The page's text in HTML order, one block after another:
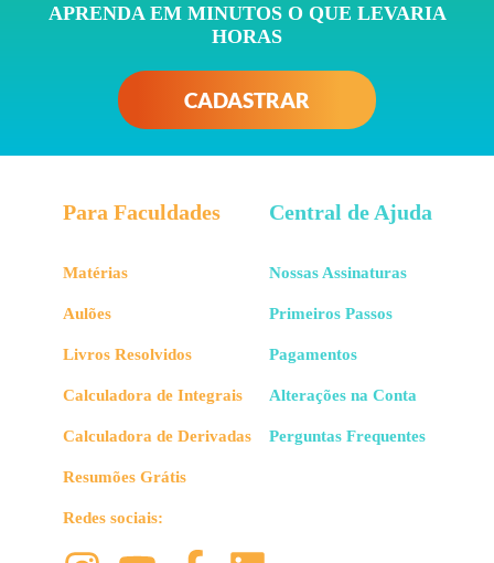
APRENDA EM MINUTOS O QUE LEVARIA
HORAS
CADASTRAR
Para Faculdades
Matérias
Aulões
Livros Resolvidos
Calculadora de Integrais
Calculadora de Derivadas
Resumões Grátis
Redes sociais:
Central de Ajuda
Nossas Assinaturas
Primeiros Passos
Pagamentos
Alterações na Conta
Perguntas Frequentes